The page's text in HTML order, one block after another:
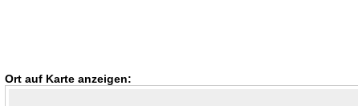
Ort auf Karte anzeigen: